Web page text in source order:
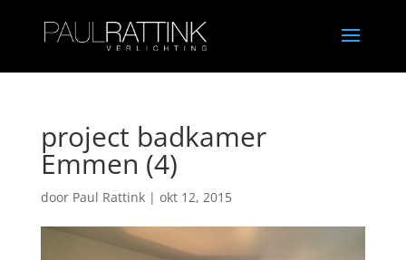
project badkamer
Emmen (4)
door Paul Rattink| okt 12, 2015